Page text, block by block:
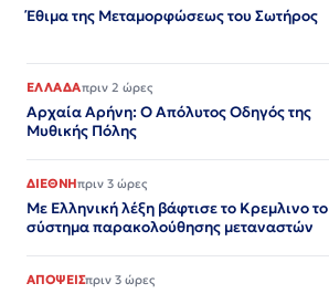
Έθιμα της Μεταμορφώσεως του Σωτήρος
ΕΛΛΑΔΑπριν 2 ώρες
Αρχαία Αρήνη: Ο Απόλυτος Οδηγός της
Μυθικής Πόλης
ΔΙΕΘΝΗπριν 3 ώρες
Με Ελληνική λέξη βάφτισε το Κρεμλινο το
σύστημα παρακολούθησης μεταναστών
ΑΠΟΨΕΙΣπριν 3 ώρες